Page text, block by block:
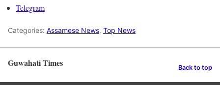
Telegram
Categories: Assamese News, Top News
Guwahati Times Back to top